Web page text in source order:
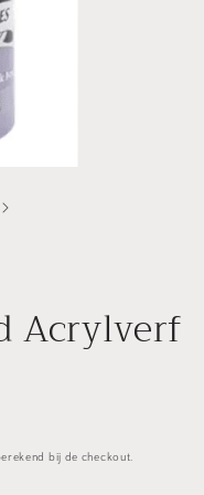
Acrylverf
bij de checkout.